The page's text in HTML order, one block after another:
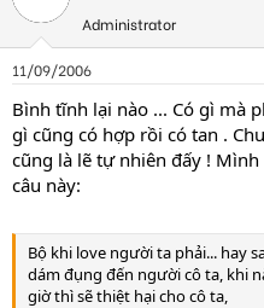
Administrator
11/09/2006
Bình tĩnh lại nào ... Có gì mà
gì cũng có hợp rồi có tan .
cũng là lẽ tự nhiên đấy !
câu này:
Bộ khi love người ta phải... hay
dám đụng đến người cô ta, khi
giờ thì sẽ thiệt hại cho cô ta,